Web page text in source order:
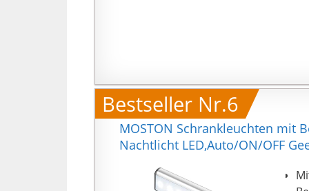
Bestseller Nr.6
MOSTON Schrankleuchten mit
Nachtlicht LED,Auto/ON/OFF